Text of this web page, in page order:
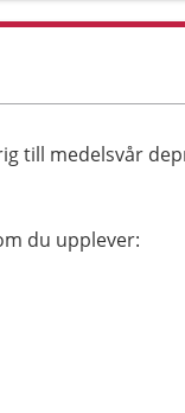
till medelsvår
du upplever: